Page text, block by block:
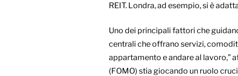
REIT. Londra, ad esempio, si è
Uno dei principali fattori che
centrali che offrano servizi,
appartamento e andare al lavoro,”
(FOMO) stia giocando un ruolo